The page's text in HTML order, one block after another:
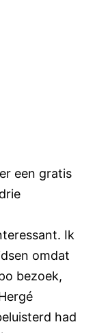
een gratis
Ik
omdat
bezoek,
had